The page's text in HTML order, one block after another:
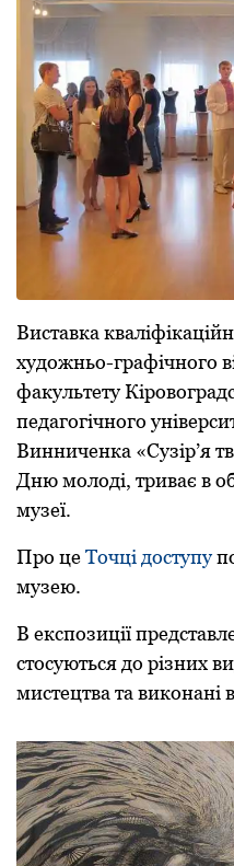
Виставка
художньо-графічного
факультету
педагогічного
Винниченка «Сузір’я
Дню молоді, триває в
музеї.
Про цеТочці доступу
музею.
В експозиції
стосуються до різних
мистецтва та виконані